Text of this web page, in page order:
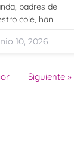
padres de
cole, han
10, 2026
Siguiente »